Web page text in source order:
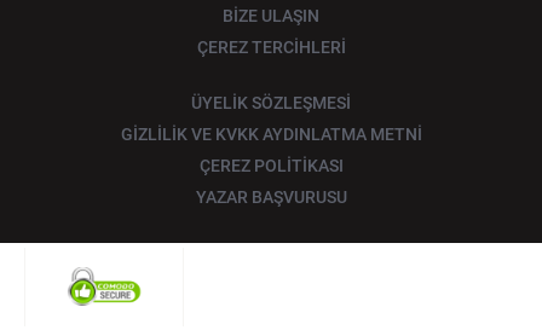
BİZE ULAŞIN
ÇEREZ TERCİHLERİ
ÜYELİK SÖZLEŞMESİ
GİZLİLİK VE KVKK AYDINLATMA METNİ
ÇEREZ POLİTİKASI
YAZAR BAŞVURUSU